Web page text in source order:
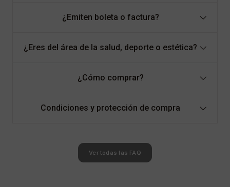
¿Emiten boleta o factura?
¿Eres del área de la salud, deporte o estética?
¿Cómo comprar?
Condiciones y protección de compra
Ver todas las FAQ